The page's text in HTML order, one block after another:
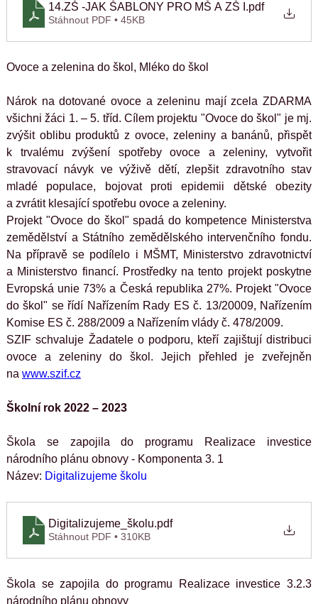
14.ZŠ -JAK ŠABLONY PRO MŠ A ZŠ I .pdf
Stáhnout PDF • 45KB
Ovoce a zelenina do škol, Mléko do škol
Nárok na dotované ovoce a zeleninu mají zcela ZDARMA
všichni žáci 1. – 5. tříd. Cílem projektu "Ovoce do škol" je mj.
zvýšit oblibu produktů z ovoce, zeleniny a banánů, přispět
k trvalému zvýšení spotřeby ovoce a zeleniny, vytvořit
stravovací návyk ve výživě dětí, zlepšit zdravotního stav
mladé populace, bojovat proti epidemii dětské obezity
a zvrátit klesající spotřebu ovoce a zeleniny.
Projekt "Ovoce do škol" spadá do kompetence Ministerstva
zemědělství a Státního zemědělského intervenčního fondu.
Na přípravě se podílelo i MŠMT, Ministerstvo zdravotnictví
a Ministerstvo financí. Prostředky na tento projekt poskytne
Evropská unie 73% a Česká republika 27%. Projekt "Ovoce
do škol" se řídí Nařízením Rady ES č. 13/20009, Nařízením
Komise ES č. 288/2009 a Nařízením vlády č. 478/2009.
SZIF schvaluje Žadatele o podporu, kteří zajištují distribuci
ovoce a zeleniny do škol. Jejich přehled je zveřejněn
na www.szif.cz
Školní rok 2022 – 2023
Škola se zapojila do programu Realizace investice
národního plánu obnovy - Komponenta 3. 1
Název: Digitalizujeme školu
Digitalizujeme_školu.pdf
Stáhnout PDF • 310KB
Škola se zapojila do programu Realizace investice 3.2.3
národního plánu obnovy